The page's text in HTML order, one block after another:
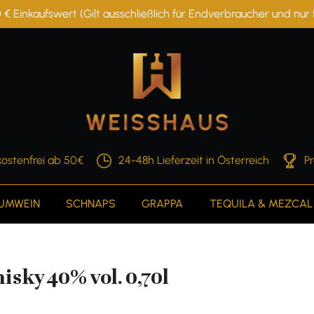
Einkaufswert (Gilt ausschließlich für Endverbraucher und
ab 50€ 24-48h Lieferzeit in Österreich
SCHNAPS GRAPPA TEQUILA & MEZCAL
40% vol. 0,70l